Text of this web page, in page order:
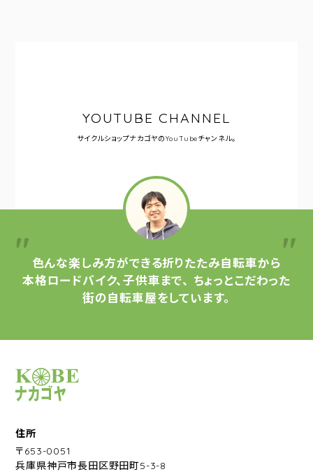
YOUTUBE CHANNEL
サイクルショップナカゴヤのYouTubeチャンネル。
色んな楽しみ方ができる折りたたみ自転車から
本格ロードバイク、子供車まで、 ちょっとこだわった
街の自転車屋をしています。
サイクルショップナカゴヤ
住所
〒653-0051
兵庫県神戸市長田区野田町5-3-8